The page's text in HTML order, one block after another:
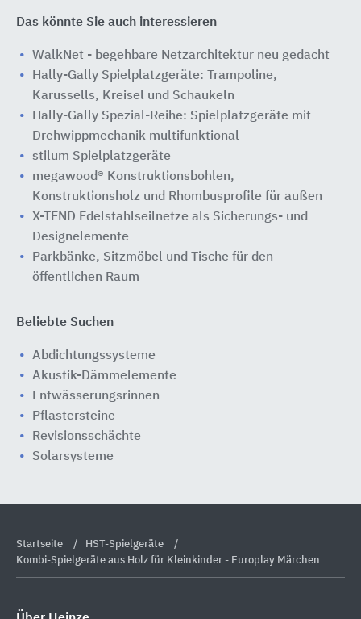
Das könnte Sie auch interessieren
WalkNet - begehbare Netzarchitektur neu gedacht
Hally-Gally Spielplatzgeräte: Trampoline,
Karussells, Kreisel und Schaukeln
Hally-Gally Spezial-Reihe: Spielplatzgeräte mit
Drehwippmechanik multifunktional
stilum Spielplatzgeräte
megawood® Konstruktionsbohlen,
Konstruktionsholz und Rhombusprofile für außen
X-TEND Edelstahlseilnetze als Sicherungs- und
Designelemente
Parkbänke, Sitzmöbel und Tische für den
öffentlichen Raum
Beliebte Suchen
Abdichtungssysteme
Akustik-Dämmelemente
Entwässerungsrinnen
Pflastersteine
Revisionsschächte
Solarsysteme
Startseite
HST-Spielgeräte
Kombi-Spielgeräte aus Holz für Kleinkinder - Europlay Märchen